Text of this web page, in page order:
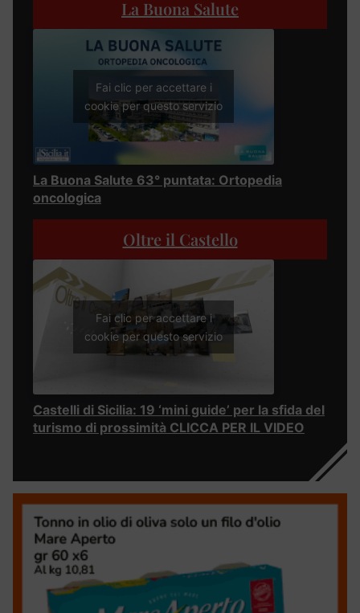
La Buona Salute
Fai clic per accettare i
cookie per questo servizio
La Buona Salute 63° puntata: Ortopedia
oncologica
Oltre il Castello
Fai clic per accettare i
cookie per questo servizio
Castelli di Sicilia: 19 ‘mini guide’ per la sfida del
turismo di prossimità CLICCA PER IL VIDEO